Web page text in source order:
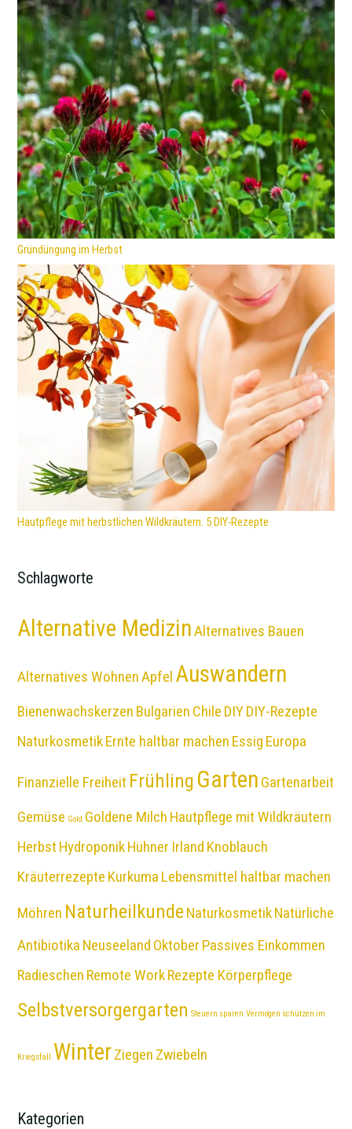
Gründüngung im Herbst
Hautpflege mit herbstlichen Wildkräutern: 5 DIY-Rezepte
Schlagworte
Alternative MedizinAlternatives Bauen
Alternatives WohnenApfel Auswandern
Bienenwachskerzen Bulgarien Chile DIYDIY-Rezepte
NaturkosmetikErnte haltbar machen Essig Europa
Finanzielle Freiheit Frühling Garten Gartenarbeit
Gemüse Gold Goldene Milch Hautpflege mit Wildkräutern
Herbst HydroponikHühner Irland Knoblauch
Kräuterrezepte Kurkuma Lebensmittel haltbar machen
Möhren NaturheilkundeNaturkosmetikNatürliche
Antibiotika Neuseeland Oktober Passives Einkommen
Radieschen Remote WorkRezepte Körperpflege
Selbstversorgergarten Steuern sparen Vermögen schützen im
Kriegsfall WinterZiegen Zwiebeln
Kategorien